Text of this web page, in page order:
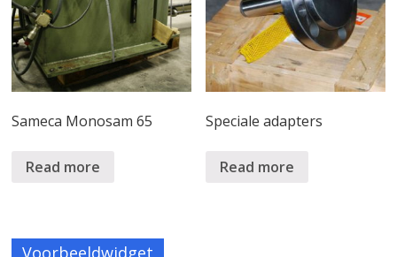
Sameca Monosam 65
Read more
Speciale adapters
Read more